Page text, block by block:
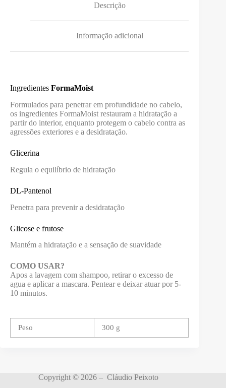
Descrição
Informação adicional
Ingredientes FormaMoist
Formulados para penetrar em profundidade no cabelo,
os ingredientes FormaMoist restauram a hidratação a
partir do interior, enquanto protegem o cabelo contra as
agressões exteriores e a desidratação.
Glicerina
Regula o equilíbrio de hidratação
DL-Pantenol
Penetra para prevenir a desidratação
Glicose e frutose
Mantém a hidratação e a sensação de suavidade
COMO USAR?
Apos a lavagem com shampoo, retirar o excesso de
agua e aplicar a mascara. Pentear e deixar atuar por 5-
10 minutos.
Peso 300 g
Copyright © 2026 – Cláudio Peixoto